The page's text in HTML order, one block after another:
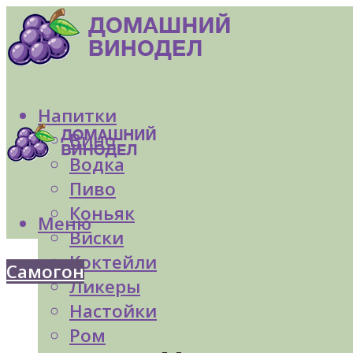
Напитки
Вино
Водка
Пиво
Коньяк
Виски
Коктейли
Ликеры
Настойки
Ром
Меню
Самогон